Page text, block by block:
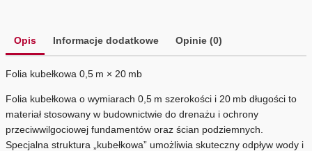
Opis Informacje dodatkowe Opinie (0)
Folia kubełkowa 0,5 m × 20 mb
Folia kubełkowa o wymiarach 0,5 m szerokości i 20 mb długości to
materiał stosowany w budownictwie do drenażu i ochrony
przeciwwilgociowej fundamentów oraz ścian podziemnych.
Specjalna struktura „kubełkowa” umożliwia skuteczny odpływ wody i